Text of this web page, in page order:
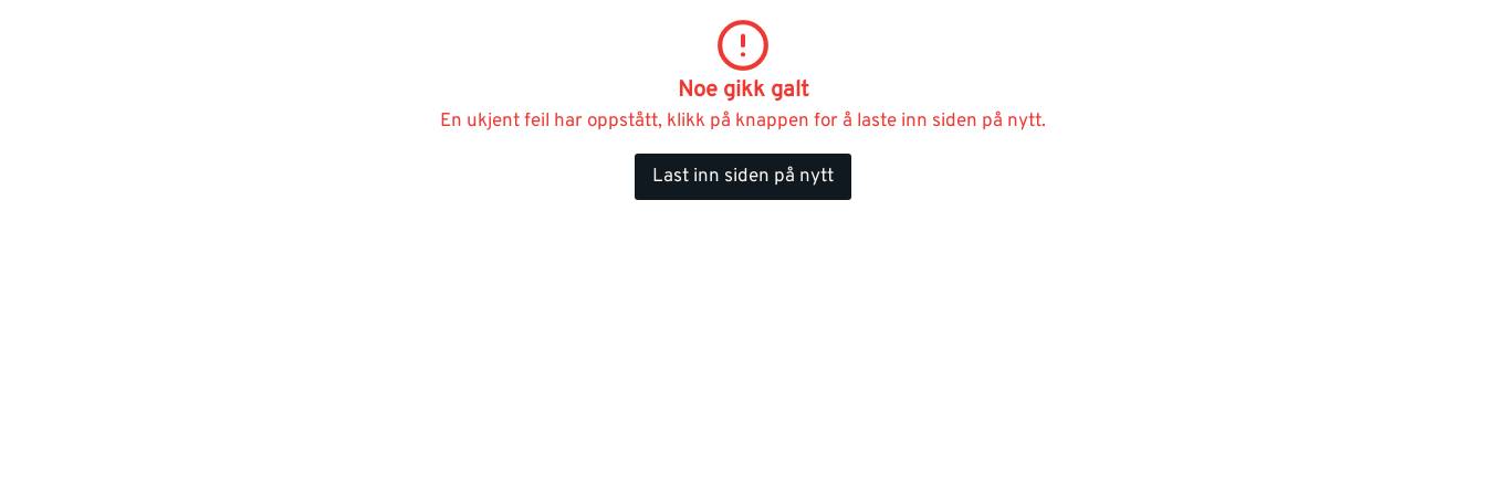
Noe gikk galt
En ukjent feil har oppstått, klikk på knappen for å laste inn siden på nytt.
Last inn siden på nytt